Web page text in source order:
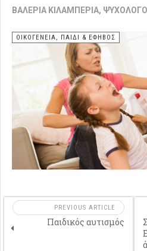
ΒΑΛΈΡΙΑ ΚΙΛΑΜΠΈΡΙΑ,
ΟΙΚΟΓΈΝΕΙΑ, ΠΑΙΔΊ & ΈΦΗΒΟΣ
PREVIOUS ARTICLE
Παιδικός αυτισμός